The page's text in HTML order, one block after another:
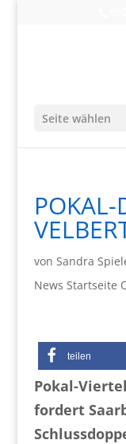
Seite wählen
von Sandra
News Startseite
teilen
Pokal-
fordert